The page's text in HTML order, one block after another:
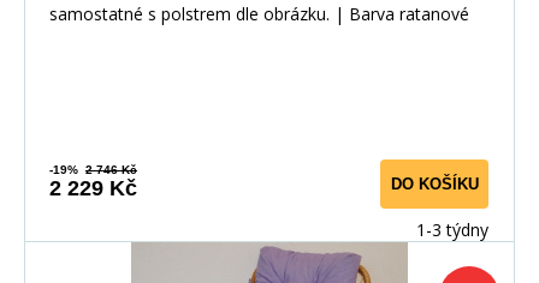
samostatné s polstrem dle obrázku. | Barva ratanové
-19% 2 746 Kč
2 229 Kč DO KOŠÍKU
1-3 týdny